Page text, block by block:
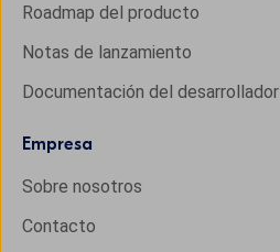
Roadmap del producto
Notas de lanzamiento
Documentación del desarrollador
Empresa
Sobre nosotros
Contacto